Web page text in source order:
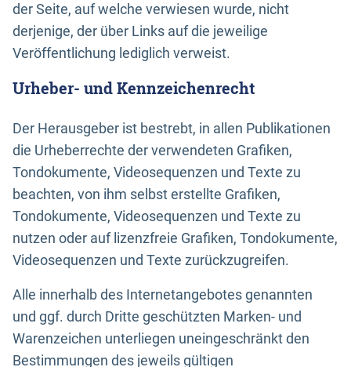
der Seite, auf welche verwiesen wurde, nicht
derjenige, der über Links auf die jeweilige
Veröffentlichung lediglich verweist.
Urheber- und Kennzeichenrecht
Der Herausgeber ist bestrebt, in allen Publikationen
die Urheberrechte der verwendeten Grafiken,
Tondokumente, Videosequenzen und Texte zu
beachten, von ihm selbst erstellte Grafiken,
Tondokumente, Videosequenzen und Texte zu
nutzen oder auf lizenzfreie Grafiken, Tondokumente,
Videosequenzen und Texte zurückzugreifen.
Alle innerhalb des Internetangebotes genannten
und ggf. durch Dritte geschützten Marken- und
Warenzeichen unterliegen uneingeschränkt den
Bestimmungen des jeweils gültigen